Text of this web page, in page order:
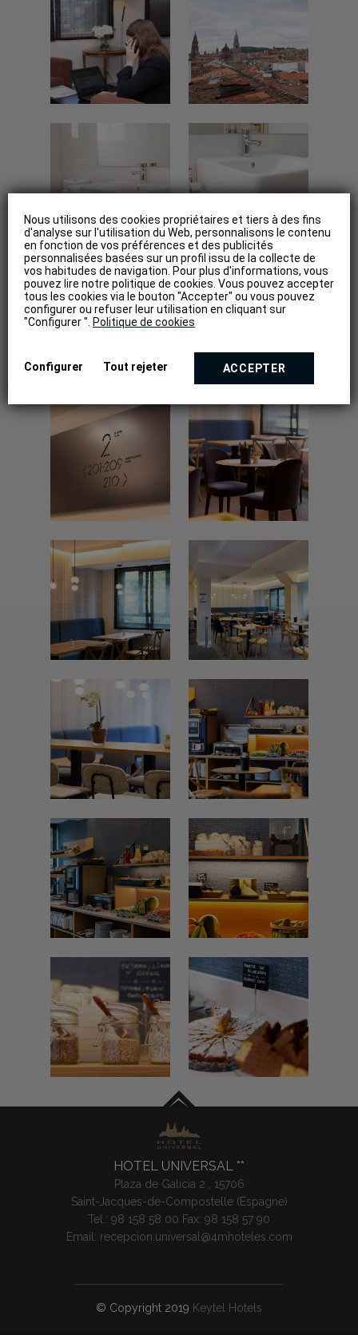
Nous utilisons des cookies propriétaires et tiers à des fins
d'analyse sur l'utilisation du Web, personnalisons le contenu
en fonction de vos préférences et des publicités
personnalisées basées sur un profil issu de la collecte de
vos habitudes de navigation. Pour plus d'informations, vous
pouvez lire notre politique de cookies. Vous pouvez accepter
tous les cookies via le bouton "Accepter" ou vous pouvez
configurer ou refuser leur utilisation en cliquant sur
"Configurer ". Politique de cookies
Configurer Tout rejeter ACCEPTER
HOTEL UNIVERSAL
Plaza de Galicia 2 , 15706
Saint-Jacques-de-Compostelle (Espagne)
Tel.: 98 158 58 00 Fax: 98 158 57 90
Email: recepcion.universal@4mhoteles.com
© Copyright 2019 Keytel Hotels